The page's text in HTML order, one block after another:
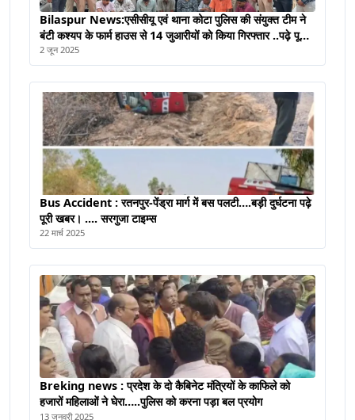
Bilaspur News:एसीसीयू एवं थाना कोटा पुलिस की संयुक्त टीम ने
बंटी कश्यप के फार्म हाउस से 14 जुआरीयों को किया गिरफ्तार ..पढ़े पूरी
ख़बर
2 जून 2025
Bus Accident : रतनपुर-पेंड्रा मार्ग में बस पलटी….बड़ी दुर्घटना पढ़े
पूरी खबर। .... सरगुजा टाइम्स
22 मार्च 2025
Breking news : प्रदेश के दो कैबिनेट मंत्रियों के काफिले को
हजारों महिलाओं ने घेरा…..पुलिस को करना पड़ा बल प्रयोग
13 जनवरी 2025